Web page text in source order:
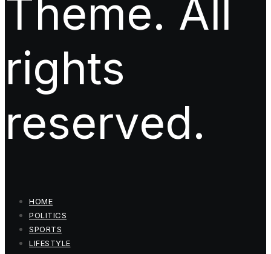
Theme. All
rights
reserved.
HOME
POLITICS
SPORTS
LIFESTYLE